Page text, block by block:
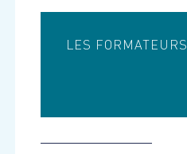
LES FORMATEURS